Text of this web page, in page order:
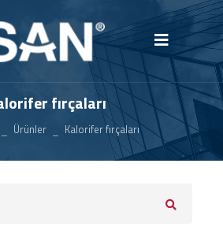
fırçaları
Ürünler Kalorifer fırçaları